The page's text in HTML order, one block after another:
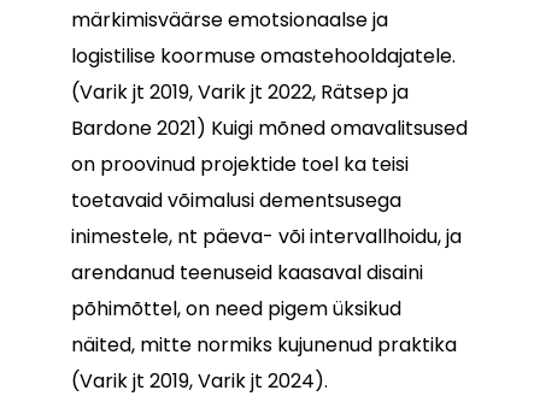
märkimisväärse emotsionaalse ja
logistilise koormuse omastehooldajatele.
(Varik jt 2019, Varik jt 2022, Rätsep ja
Bardone 2021) Kuigi mõned omavalitsused
on proovinud projektide toel ka teisi
toetavaid võimalusi dementsusega
inimestele, nt päeva- või intervallhoidu, ja
arendanud teenuseid kaasaval disaini
põhimõttel, on need pigem üksikud
näited, mitte normiks kujunenud praktika
(Varik jt 2019, Varik jt 2024).